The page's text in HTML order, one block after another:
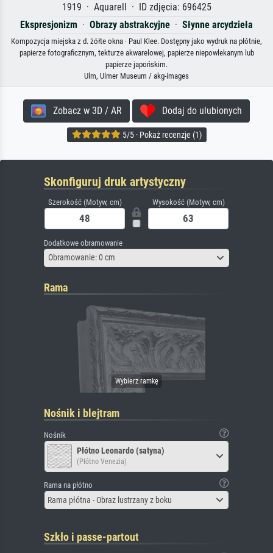
1919 · Aquarell · ID zdjęcia: 696425
Ekspresjonizm · Obrazy abstrakcyjne · Słynne arcydzieła
Kompozycja miejska z d. żółte okna · Paul Klee. Dostępny jako wydruk na płótnie,
papierze fotograficznym, tekturze akwarelowej, papierze niepowlekanym lub
papierze japońskim.
Ulm, Ulmer Museum / akg-images
Zobacz w 3D / AR Dodaj do ulubionych
5/5 · Pokaż recenzje (1)
Skonfiguruj druk artystyczny
Szerokość (Motyw, cm) Wysokość (Motyw, cm)
Dodatkowe obramowanie
Obramowanie: 0 cm
Rama
Nośnik i blejtram
Nośnik
Płótno Leonardo (satyna)
(Płótno Venezia)
Rama na płótno
Rama płótna - Obraz lustrzany z boku
Szkło i passe-partout